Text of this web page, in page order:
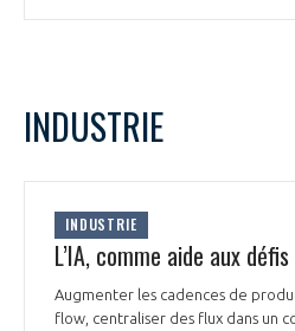
PRENDRE CONTACT AVEC LE
COMPÉTITIVITÉ
EMPLOI & FORMATION
DOCUMENTS & BROCHURES
RAPPORTS D'ACTIVITÉS
INDUSTRIE
INDUSTRIE
L’IA, comme aide aux
Augmenter les cadences de
flow, centraliser des flux dans un